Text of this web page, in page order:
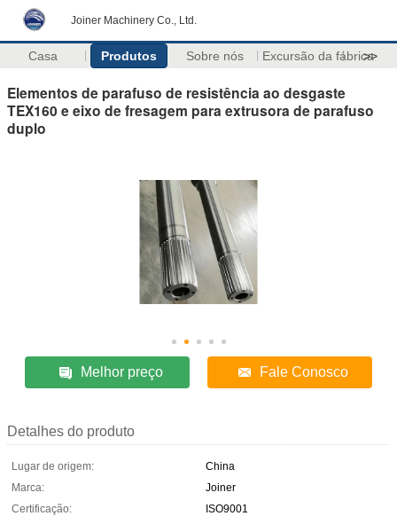
Joiner Machinery Co., Ltd.
Casa Produtos Sobre nós Excursão da fábrica
>>
Elementos de parafuso de resistência ao desgaste
TEX160 e eixo de fresagem para extrusora de parafuso
duplo
Melhor preço Fale Conosco
Detalhes do produto
Lugar de origem:
China
Marca:
Joiner
Certificação:
ISO9001